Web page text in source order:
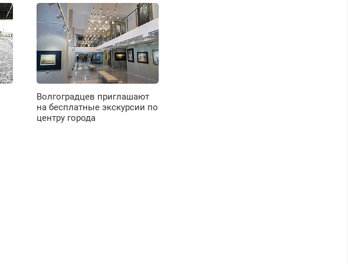
Волгоградцев приглашают
на бесплатные экскурсии по
центру города